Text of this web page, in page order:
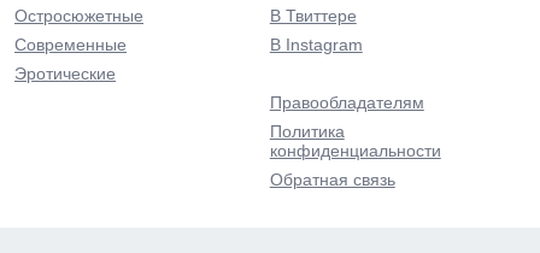
Остросюжетные
Современные
Эротические
В Твиттере
В Instagram
Правообладателям
Политика
конфиденциальности
Обратная связь